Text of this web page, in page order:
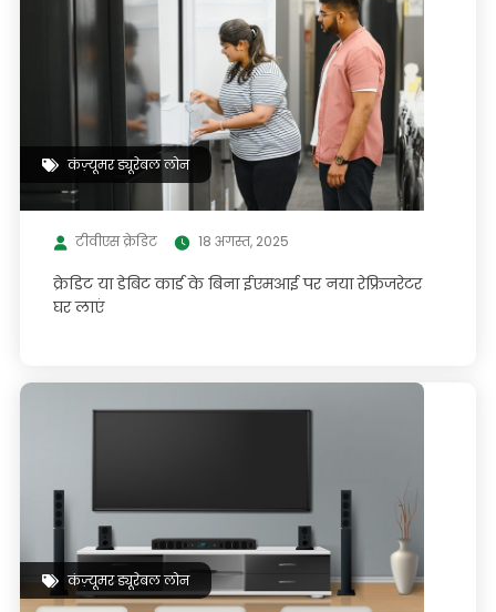
कंज़्यूमर ड्यूरेबल लोन
टीवीएस क्रेडिट 18 अगस्त, 2025
क्रेडिट या डेबिट कार्ड के बिना ईएमआई पर नया रेफ्रिजरेटर
घर लाएं
कंज़्यूमर ड्यूरेबल लोन